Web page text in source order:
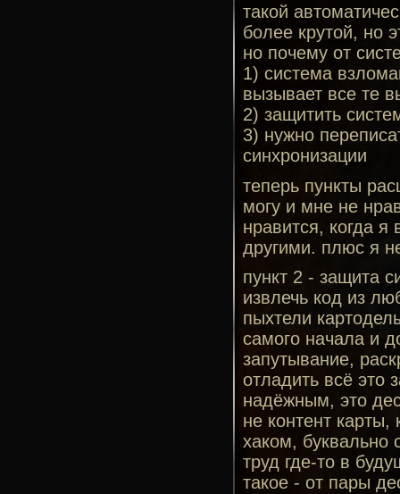
такой
более крутой, но
но почему от
1) система
вызывает все те
2) защитить
3) нужно
синхронизации
теперь пункты
могу и мне не
нравится, когда
другими. плюс я
пункт 2 - защита
извлечь код из
пыхтели
самого начала и
запутывание,
отладить всё это
надёжным, это
не контент карты,
хаком, буквально
труд где-то в
такое - от пары